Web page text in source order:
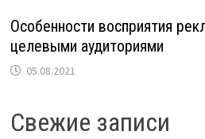
Особенности восприятия
целевыми аудиториями
05.08.2021
Свежие записи